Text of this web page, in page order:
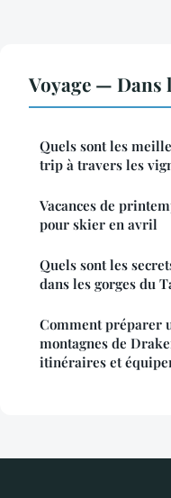
Voyage — Dans
Quels sont les
trip à travers les
Vacances de
pour skier en avril
Quels sont les
dans les gorges du
Comment préparer
montagnes de
itinéraires et